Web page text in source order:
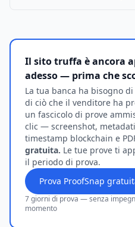
Il sito truffa è ancora
adesso — prima che
La tua banca ha bisogno
di ciò che il venditore ha
un fascicolo di prove
clic — screenshot,
timestamp blockchain e
gratuita. Le tue prove ti
il periodo di prova.
Prova ProofSnap
7 giorni di prova — senza
momento